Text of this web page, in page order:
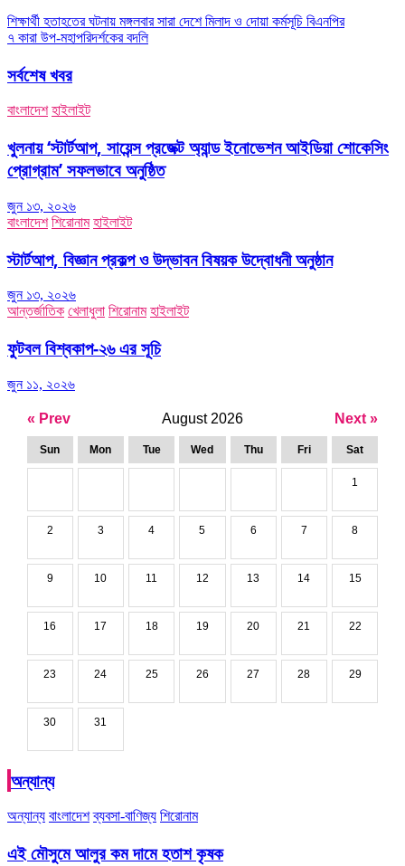
শিক্ষার্থী হতাহতের ঘটনায় মঙ্গলবার সারা দেশে মিলাদ ও দোয়া কর্মসূচি বিএনপির
৭ কারা উপ-মহাপরিদর্শকের বদলি
সর্বশেষ খবর
বাংলাদেশ হাইলাইট
খুলনায় ‘স্টার্টআপ, সায়েন্স প্রজেক্ট অ্যান্ড ইনোভেশন আইডিয়া শোকেসিং
প্রোগ্রাম’ সফলভাবে অনুষ্ঠিত
জুন ১৩, ২০২৬
বাংলাদেশ শিরোনাম হাইলাইট
স্টার্টআপ, বিজ্ঞান প্রকল্প ও উদ্ভাবন বিষয়ক উদ্বোধনী অনুষ্ঠান
জুন ১৩, ২০২৬
আন্তর্জাতিক খেলাধুলা শিরোনাম হাইলাইট
ফুটবল বিশ্বকাপ-২৬ এর সূচি
জুন ১১, ২০২৬
« Prev August 2026 Next »
Sun Mon Tue Wed Thu Fri Sat
1
2 3 4 5 6 7 8
9 10 11 12 13 14 15
16 17 18 19 20 21 22
23 24 25 26 27 28 29
30 31
অন্যান্য
অন্যান্য বাংলাদেশ ব্যবসা-বাণিজ্য শিরোনাম
এই মৌসুমে আলুর কম দামে হতাশ কৃষক